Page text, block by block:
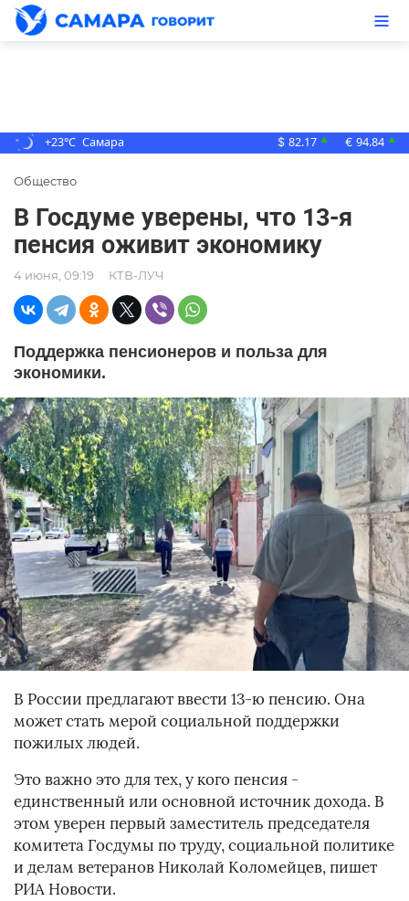
+23°C Самара $ 82.17 ▲ € 94.84 ▲
Общество
В Госдуме уверены, что 13-я
пенсия оживит экономику
4 июня, 09:19 КТВ-ЛУЧ
Поддержка пенсионеров и польза для
экономики.
В России предлагают ввести 13-ю пенсию. Она
может стать мерой социальной поддержки
пожилых людей.
Это важно это для тех, у кого пенсия -
единственный или основной источник дохода. В
этом уверен первый заместитель председателя
комитета Госдумы по труду, социальной политике
и делам ветеранов Николай Коломейцев, пишет
РИА Новости.